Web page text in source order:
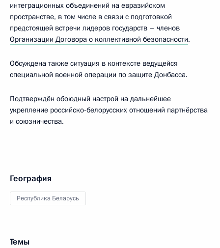
интеграционных объединений на евразийском
пространстве, в том числе в связи с подготовкой
предстоящей встречи лидеров государств – членов
Организации Договора о коллективной безопасности.
Обсуждена также ситуация в контексте ведущейся
специальной военной операции по защите Донбасса.
Подтверждён обоюдный настрой на дальнейшее
укрепление российско-белорусских отношений партнёрства
и союзничества.
География
Республика Беларусь
Темы